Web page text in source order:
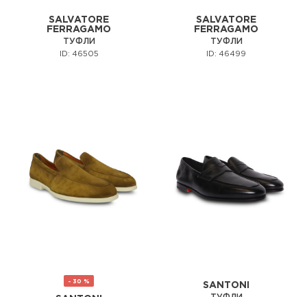
SALVATORE
FERRAGAMO
ТУФЛИ
ID: 46505
SALVATORE
FERRAGAMO
ТУФЛИ
ID: 46499
- 30 %
SANTONI